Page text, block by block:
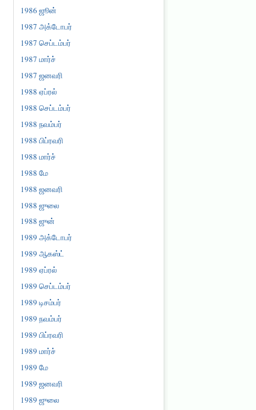
1986 ஜூன்
1987 அக்டோபர்
1987 செப்டம்பர்
1987 மார்ச்
1987 ஜனவரி
1988 ஏப்ரல்
1988 செப்டம்பர்
1988 நவம்பர்
1988 பிப்ரவரி
1988 மார்ச்
1988 மே
1988 ஜனவரி
1988 ஜுலை
1988 ஜுன்
1989 அக்டோபர்
1989 ஆகஸ்ட்
1989 ஏப்ரல்
1989 செப்டம்பர்
1989 டிசம்பர்
1989 நவம்பர்
1989 பிப்ரவரி
1989 மார்ச்
1989 மே
1989 ஜனவரி
1989 ஜுலை